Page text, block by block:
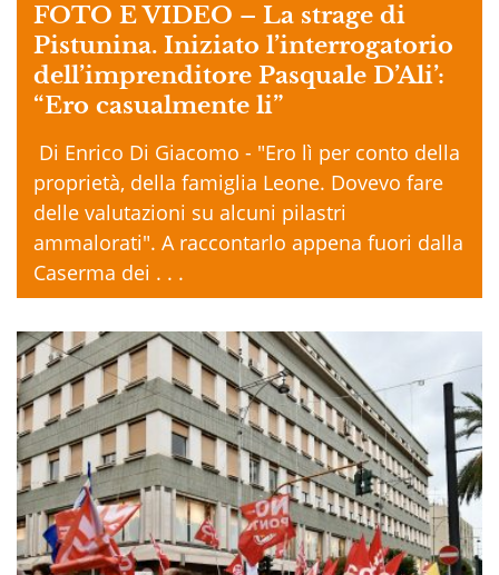
FOTO E VIDEO – La strage di
Pistunina. Iniziato l’interrogatorio
dell’imprenditore Pasquale D’Ali’:
“Ero casualmente li”
Di Enrico Di Giacomo - "Ero lì per conto della
proprietà, della famiglia Leone. Dovevo fare
delle valutazioni su alcuni pilastri
ammalorati". A raccontarlo appena fuori dalla
Caserma dei . . .